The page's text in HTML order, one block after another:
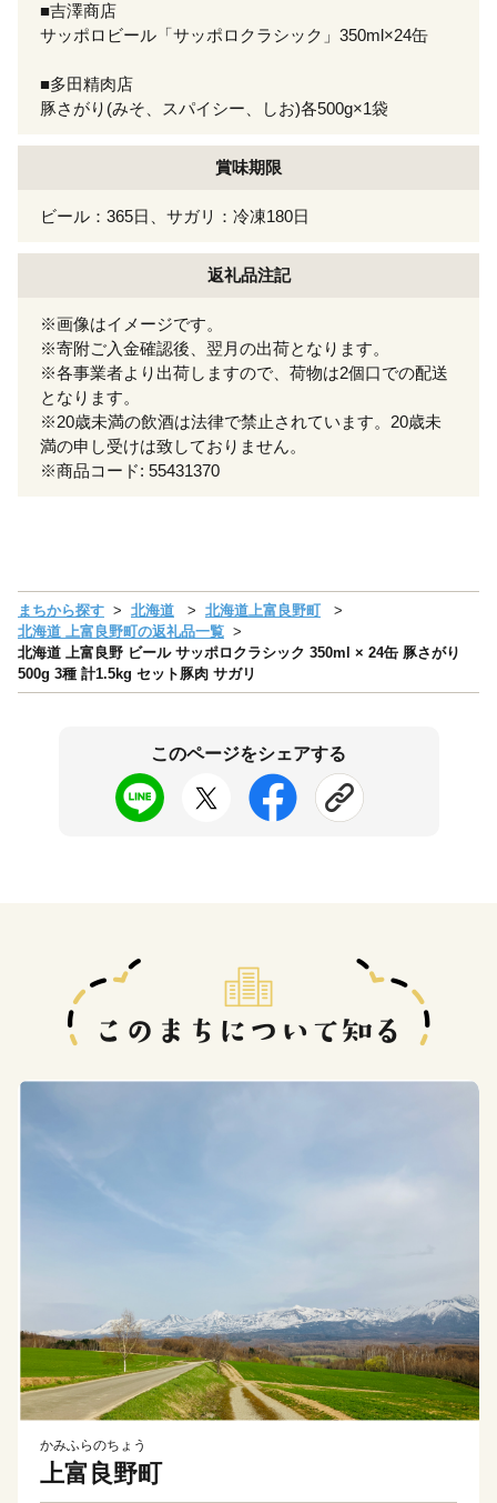
■吉澤商店
サッポロビール「サッポロクラシック」350ml×24缶
■多田精肉店
豚さがり(みそ、スパイシー、しお)各500g×1袋
賞味期限
ビール：365日、サガリ：冷凍180日
返礼品注記
※画像はイメージです。
※寄附ご入金確認後、翌月の出荷となります。
※各事業者より出荷しますので、荷物は2個口での配送
となります。
※20歳未満の飲酒は法律で禁止されています。20歳未
満の申し受けは致しておりません。
※商品コード: 55431370
まちから探す 北海道
北海道上富良野町
北海道 上富良野町の返礼品一覧
北海道 上富良野 ビール サッポロクラシック 350ml × 24缶 豚さがり
500g 3種 計1.5kg セット豚肉 サガリ
このページをシェアする
かみふらのちょう
上富良野町